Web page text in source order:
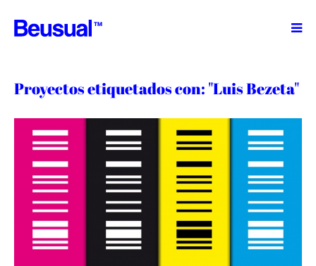
TM
Proyectos etiquetados con: "Luis Bezeta"